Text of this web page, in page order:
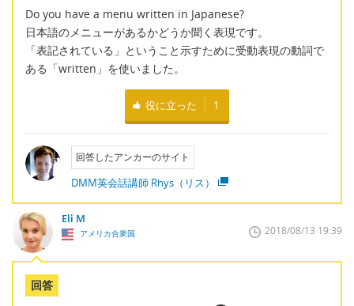
Do you have a menu written in Japanese?
日本語のメニューがあるかどうか聞く表現です。
「表記されている」ということ示すために受動表現の動詞で
ある「written」を使いました。
役に立った 1
回答したアンカーのサイト
DMM英会話講師 Rhys（リス）
Eli M
アメリカ合衆国 2018/08/13 19:39
回答